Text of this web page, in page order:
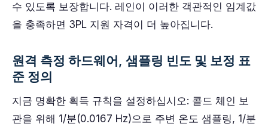
수 있도록 보장합니다. 레인이 이러한 객관적인 임계값
을 충족하면 3PL 지원 자격이 더 높아집니다.
원격 측정 하드웨어, 샘플링 빈도 및 보정 표
준 정의
지금 명확한 획득 규칙을 설정하십시오: 콜드 체인 보
관을 위해 1/분(0.0167 Hz)으로 주변 온도 샘플링, 1/분